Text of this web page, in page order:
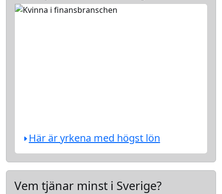
Här är yrkena med högst lön
Vem tjänar minst i Sverige?